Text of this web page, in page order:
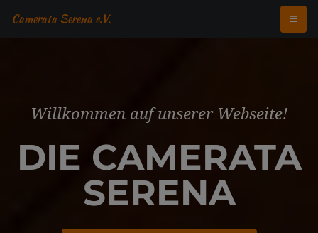
Camerata Serena e.V.
Willkommen auf unserer Webseite!
DIE CAMERATA
SERENA